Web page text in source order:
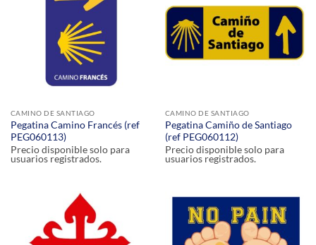
CAMINO DE SANTIAGO
Pegatina Camino Francés (ref
PEG060113)
Precio disponible solo para
usuarios registrados.
CAMINO DE SANTIAGO
Pegatina Camiño de Santiago
(ref PEG060112)
Precio disponible solo para
usuarios registrados.